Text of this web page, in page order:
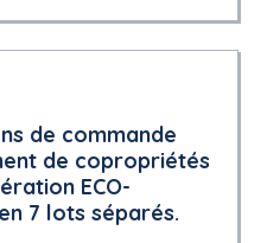
de commande
de copropriétés
ECO-
7 lots séparés.